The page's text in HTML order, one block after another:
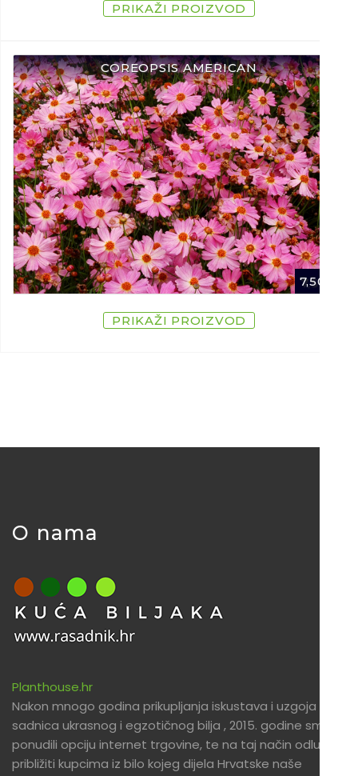
PRIKAŽI PROIZVOD
COREOPSIS AMERICAN
7,50
PRIKAŽI PROIZVOD
O nama
Planthouse.hr
Nakon mnogo godina prikupljanja iskustava i uzgoja
sadnica ukrasnog i egzotičnog bilja , 2015. godine smo
ponudili opciju internet trgovine, te na taj način odlučili
približiti kupcima iz bilo kojeg dijela Hrvatske naše